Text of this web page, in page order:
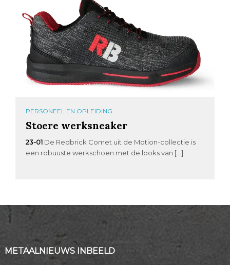
PERSONEEL EN OPLEIDING
Stoere werksneaker
23-01 De Redbrick Comet uit de Motion-collectie is
een robuuste werkschoen met de looks van […]
METAALNIEUWS INBEELD